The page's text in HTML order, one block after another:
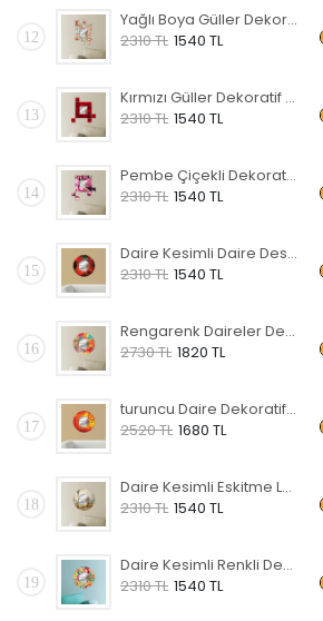
12
Yağlı Boya Güller Dekoratif Ahşap Çerçeveli Ayna
2310 TL 1540 TL
13
Kırmızı Güller Dekoratif Ahşap Çerçeveli Ayna
2310 TL 1540 TL
14
Pembe Çiçekli Dekoratif Ahşap Çerçeveli Ayna
2310 TL 1540 TL
15
Daire Kesimli Daire Desenli Dekoratif Ahşap Çerçeveli Ayna
2310 TL 1540 TL
16
Rengarenk Daireler Dekoratif Ahşap Çerçeveli Ayna
2730 TL 1820 TL
17
turuncu Daire Dekoratif Ahşap Çerçeveli Ayna
2520 TL 1680 TL
18
Daire Kesimli Eskitme Lamba ve Köprü Desenli Dekoratif Ahşap Çerçeveli Ayna
2310 TL 1540 TL
19
Daire Kesimli Renkli Desenli Dekoratif Ahşap Çerçeveli Ayna
2310 TL 1540 TL